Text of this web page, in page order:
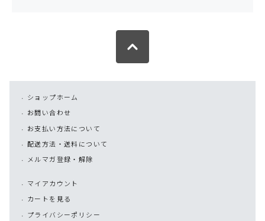
ショップホーム
お問い合わせ
お支払い方法について
配送方法・送料について
メルマガ登録・解除
マイアカウント
カートを見る
プライバシーポリシー